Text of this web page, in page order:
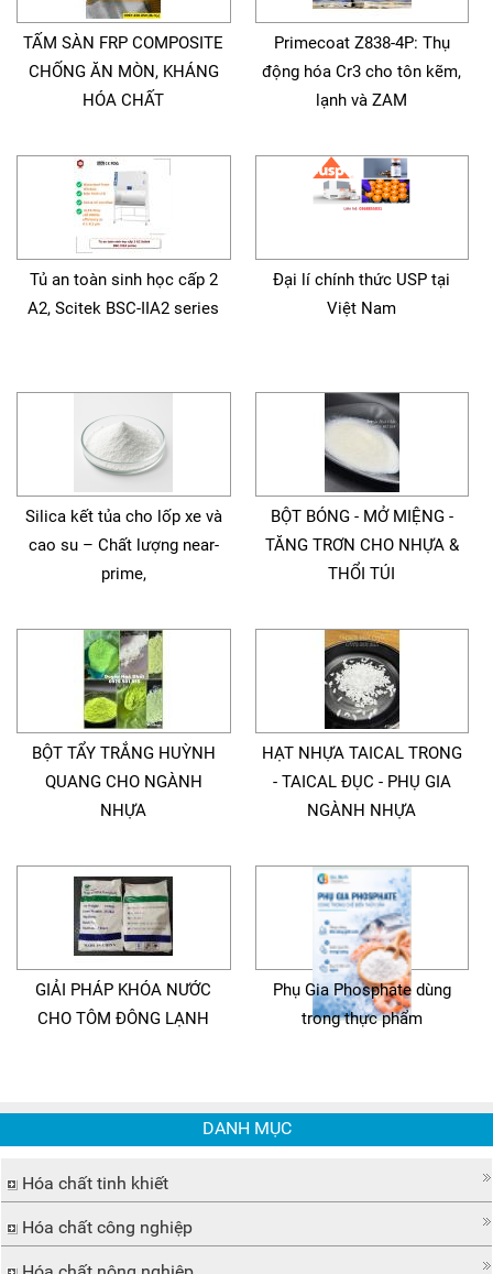
TẤM SÀN FRP COMPOSITE
CHỐNG ĂN MÒN, KHÁNG
HÓA CHẤT
Primecoat Z838-4P: Thụ
động hóa Cr3 cho tôn kẽm,
lạnh và ZAM
Tủ an toàn sinh học cấp 2
A2, Scitek BSC-IIA2 series
Đại lí chính thức USP tại
Việt Nam
Silica kết tủa cho lốp xe và
cao su – Chất lượng near-
prime,
BỘT BÓNG - MỞ MIỆNG -
TĂNG TRƠN CHO NHỰA &
THỔI TÚI
BỘT TẨY TRẮNG HUỲNH
QUANG CHO NGÀNH
NHỰA
HẠT NHỰA TAICAL TRONG
- TAICAL ĐỤC - PHỤ GIA
NGÀNH NHỰA
GIẢI PHÁP KHÓA NƯỚC
CHO TÔM ĐÔNG LẠNH
Phụ Gia Phosphate dùng
trong thực phẩm
DANH MỤC
Hóa chất tinh khiết
Hóa chất công nghiệp